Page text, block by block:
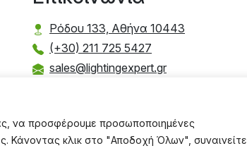
να προσφέρουμε προσωποποιημένες
Κάνοντας κλικ στο "Αποδοχή Όλων", συναινείτε
Ρόδου 133, Αθήνα 10443
(+30) 211 725 5427
sales@lightingexpert.gr